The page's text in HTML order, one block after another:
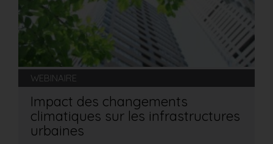
WEBINAIRE
Impact des changements
climatiques sur les infrastructures
urbaines